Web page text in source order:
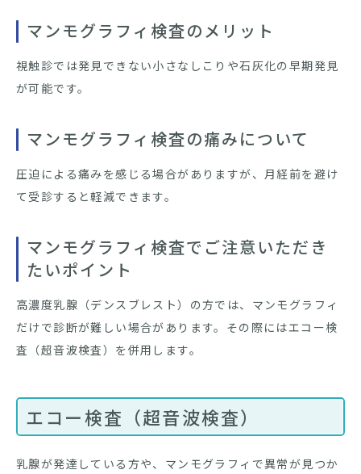
マンモグラフィ検査のメリット
視触診では発見できない小さなしこりや石灰化の早期発見
が可能です。
マンモグラフィ検査の痛みについて
圧迫による痛みを感じる場合がありますが、月経前を避け
て受診すると軽減できます。
マンモグラフィ検査でご注意いただき
たいポイント
高濃度乳腺（デンスブレスト）の方では、マンモグラフィ
だけで診断が難しい場合があります。その際にはエコー検
査（超音波検査）を併用します。
エコー検査（超音波検査）
乳腺が発達している方や、マンモグラフィで異常が見つか